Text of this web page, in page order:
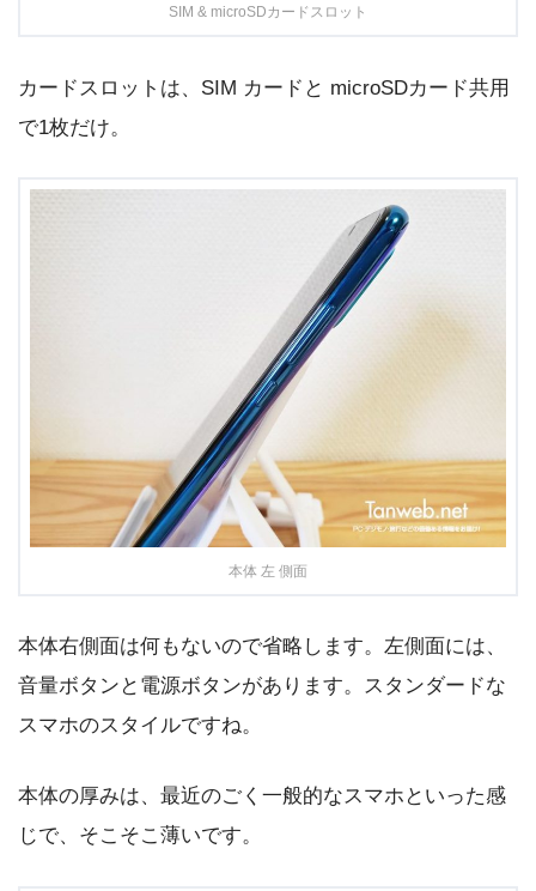
SIM & microSDカードスロット
カードスロットは、SIM カードと microSDカード共用
で1枚だけ。
本体 左 側面
本体右側面は何もないので省略します。左側面には、
音量ボタンと電源ボタンがあります。スタンダードな
スマホのスタイルですね。
本体の厚みは、最近のごく一般的なスマホといった感
じで、そこそこ薄いです。